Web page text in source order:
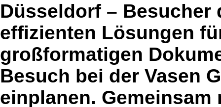
Düsseldorf – Besucher
effizienten Lösungen
großformatigen
Besuch bei der Vasen
einplanen. Gemeinsam